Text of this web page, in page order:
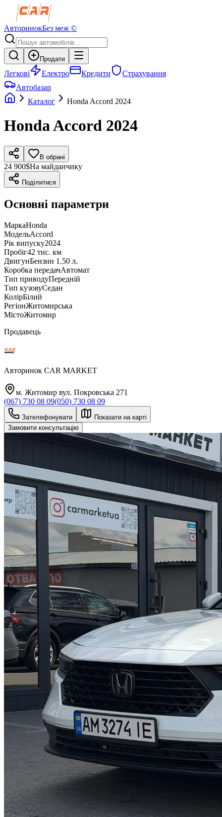
АвторинокБез меж ©
Продати
Легкові Електро Кредити
Страхування
Автобазар
Каталог
Honda Accord 2024
HondaAccord 2024
В обрані
24 900$На майданчику
Поділитися
Основні параметри
МаркаHonda
МодельAccord
Рік випуску2024
Пробіг42 тис. км
ДвигунБензин 1.50 л.
Коробка передачАвтомат
Тип приводуПередній
Тип кузовуСедан
КолірБілий
РегіонЖитомирська
МістоЖитомир
Продавець
Авторинок CAR MARKET
м. Житомир вул. Покровська 271
(067) 730 08 09(050) 730 08 09
Зателефонувати
Показати на карті
Замовити консультацію